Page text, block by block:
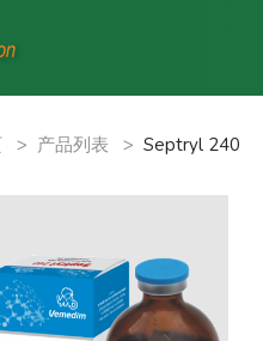
> 产品列表 > Septryl 240